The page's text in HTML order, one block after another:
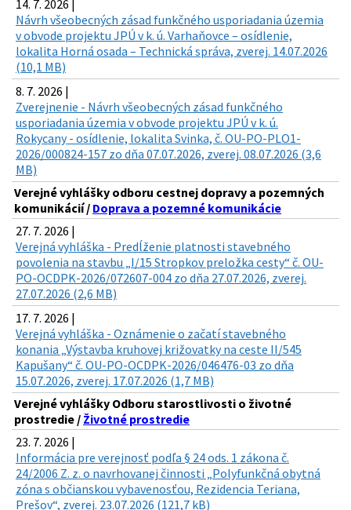
14. 7. 2026 |
Návrh všeobecných zásad funkčného usporiadania územia
v obvode projektu JPÚ v k. ú. Varhaňovce – osídlenie,
lokalita Horná osada – Technická správa, zverej. 14.07.2026
(10,1 MB)
8. 7. 2026 |
Zverejnenie - Návrh všeobecných zásad funkčného
usporiadania územia v obvode projektu JPÚ v k. ú.
Rokycany - osídlenie, lokalita Svinka, č. OU-PO-PLO1-
2026/000824-157 zo dňa 07.07.2026, zverej. 08.07.2026 (3,6
MB)
Verejné vyhlášky odboru cestnej dopravy a pozemných
komunikácií / Doprava a pozemné komunikácie
27. 7. 2026 |
Verejná vyhláška - Predĺženie platnosti stavebného
povolenia na stavbu „I/15 Stropkov preložka cesty“ č. OU-
PO-OCDPK-2026/072607-004 zo dňa 27.07.2026, zverej.
27.07.2026 (2,6 MB)
17. 7. 2026 |
Verejná vyhláška - Oznámenie o začatí stavebného
konania „Výstavba kruhovej križovatky na ceste II/545
Kapušany“ č. OU-PO-OCDPK-2026/046476-03 zo dňa
15.07.2026, zverej. 17.07.2026 (1,7 MB)
Verejné vyhlášky Odboru starostlivosti o životné
prostredie / Životné prostredie
23. 7. 2026 |
Informácia pre verejnosť podľa § 24 ods. 1 zákona č.
24/2006 Z. z. o navrhovanej činnosti „Polyfunkčná obytná
zóna s občianskou vybavenosťou, Rezidencia Teriana,
Prešov“, zverej. 23.07.2026 (121,7 kB)